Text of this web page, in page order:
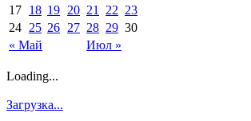
« Май Июл »
17 18 19 20 21 22 23
24 25 26 27 28 29 30
Loading...
Загрузка...